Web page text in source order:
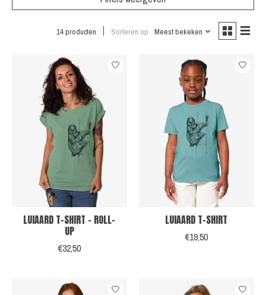
14 producten Sorteren op Meest bekeken
LUIAARD T-SHIRT - ROLL-
UP
€32,50
LUIAARD T-SHIRT
€19,50